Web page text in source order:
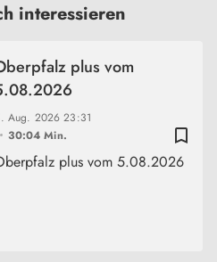
interessieren
bookmark_border
Aug. 202623:31
30:04 Min.
plus vom
plus vom 5.08.2026